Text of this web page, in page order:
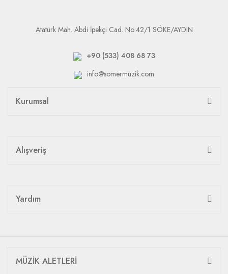
Atatürk Mah. Abdi İpekçi Cad. No:42/1 SÖKE/AYDIN
+90 (533) 408 68 73
info@somermuzik.com
Kurumsal
Alışveriş
Yardım
MÜZİK ALETLERİ